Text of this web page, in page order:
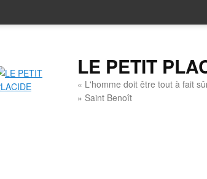
LE PETIT
« L'homme doit être tout à fait
» Saint Benoît